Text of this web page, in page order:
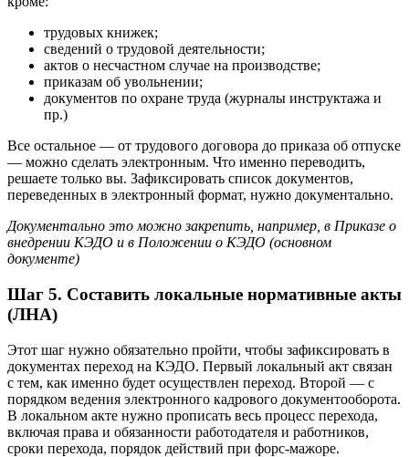
трудовых книжек;
сведений о трудовой деятельности;
актов о несчастном случае на производстве;
приказам об увольнении;
документов по охране труда (журналы инструктажа и
пр.)
Все остальное — от трудового договора до приказа об отпуске
— можно сделать электронным. Что именно переводить,
решаете только вы. Зафиксировать список документов,
переведенных в электронный формат, нужно документально.
Документально это можно закрепить, например, в Приказе о
внедрении КЭДО и в Положении о КЭДО (основном
документе)
Шаг 5. Составить локальные нормативные акты
(ЛНА)
Этот шаг нужно обязательно пройти, чтобы зафиксировать в
документах переход на КЭДО. Первый локальный акт связан
с тем, как именно будет осуществлен переход. Второй — с
порядком ведения электронного кадрового документооборота.
В локальном акте нужно прописать весь процесс перехода,
включая права и обязанности работодателя и работников,
сроки перехода, порядок действий при форс-мажоре.